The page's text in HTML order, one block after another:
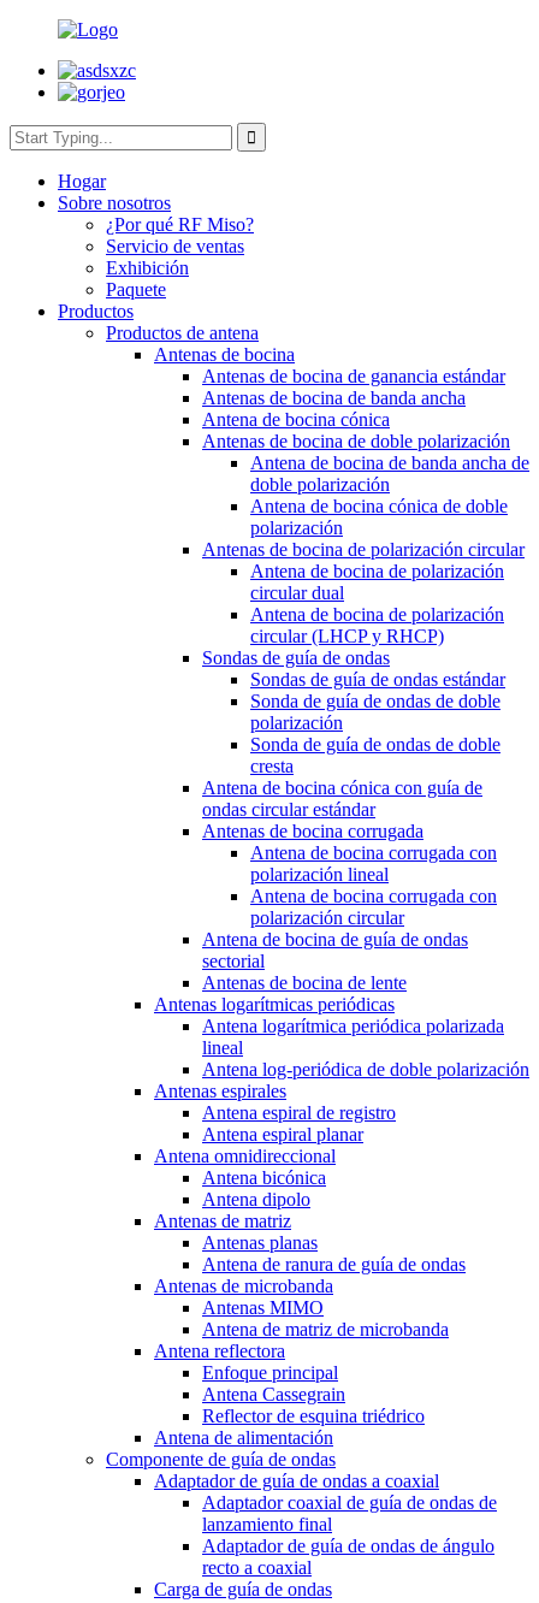
Hogar
Sobre nosotros
¿Por qué RF Miso?
Servicio de ventas
Exhibición
Paquete
Productos
Productos de antena
Antenas de bocina
Antenas de bocina de ganancia estándar
Antenas de bocina de banda ancha
Antena de bocina cónica
Antenas de bocina de doble polarización
Antena de bocina de banda ancha de
doble polarización
Antena de bocina cónica de doble
polarización
Antenas de bocina de polarización circular
Antena de bocina de polarización
circular dual
Antena de bocina de polarización
circular (LHCP y RHCP)
Sondas de guía de ondas
Sondas de guía de ondas estándar
Sonda de guía de ondas de doble
polarización
Sonda de guía de ondas de doble
cresta
Antena de bocina cónica con guía de
ondas circular estándar
Antenas de bocina corrugada
Antena de bocina corrugada con
polarización lineal
Antena de bocina corrugada con
polarización circular
Antena de bocina de guía de ondas
sectorial
Antenas de bocina de lente
Antenas logarítmicas periódicas
Antena logarítmica periódica polarizada
lineal
Antena log-periódica de doble polarización
Antenas espirales
Antena espiral de registro
Antena espiral planar
Antena omnidireccional
Antena bicónica
Antena dipolo
Antenas de matriz
Antenas planas
Antena de ranura de guía de ondas
Antenas de microbanda
Antenas MIMO
Antena de matriz de microbanda
Antena reflectora
Enfoque principal
Antena Cassegrain
Reflector de esquina triédrico
Antena de alimentación
Componente de guía de ondas
Adaptador de guía de ondas a coaxial
Adaptador coaxial de guía de ondas de
lanzamiento final
Adaptador de guía de ondas de ángulo
recto a coaxial
Carga de guía de ondas